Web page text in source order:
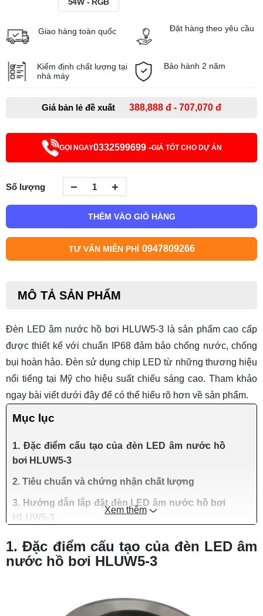
Giao hàng toàn quốc Đặt hàng theo yêu cầu
Kiểm định chất lượng tại
nhà máy
Bảo hành 2 năm
Giá bản lẻ đề xuất 388,888 đ - 707,070 đ
GỌI NGAY0332599699 -GIÁ TỐT CHO DỰ ÁN
Số lượng
THÊM VÀO GIỎ HÀNG
TƯ VẤN MIỄN PHÍ 0947809266
MÔ TẢ SẢN PHẨM
Đèn LED âm nước hồ bơi HLUW5-3 là sản phẩm cao cấp
được thiết kế với chuẩn IP68 đảm bảo chống nước, chống
bụi hoàn hảo. Đèn sử dụng chip LED từ những thương hiệu
nổi tiếng tại Mỹ cho hiệu suất chiếu sáng cao. Tham khảo
ngay bài viết dưới đây để có thể hiểu rõ hơn về sản phẩm.
Mục lục
1. Đặc điểm cấu tạo của đèn LED âm nước hồ
bơi HLUW5-3
2. Tiêu chuẩn và chứng nhận chất lượng
3. Hướng dẫn lắp đặt đèn LED âm nước hồ bơi
HLUW5-3
Xem thêm
1. Đặc điểm cấu tạo của đèn LED âm
nước hồ bơi HLUW5-3